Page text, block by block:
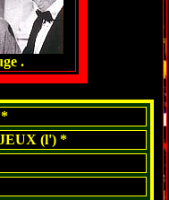
.
(l') *